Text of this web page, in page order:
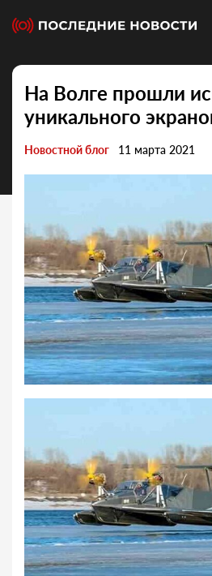
На Волге прошли
уникального
Новостной блог 11 марта 2021